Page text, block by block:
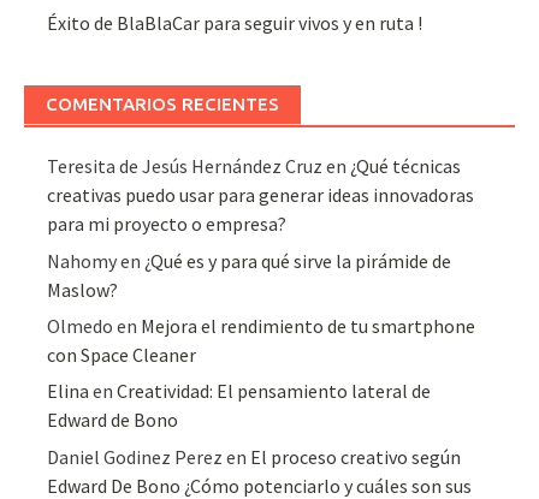
Éxito de BlaBlaCar para seguir vivos y en ruta !
COMENTARIOS RECIENTES
Teresita de Jesús Hernández Cruz en ¿Qué técnicas
creativas puedo usar para generar ideas innovadoras
para mi proyecto o empresa?
Nahomyen ¿Qué es y para qué sirve la pirámide de
Maslow?
Olmedo en Mejora el rendimiento de tu smartphone
con Space Cleaner
Elina enCreatividad: El pensamiento lateral de
Edward de Bono
Daniel Godinez Perez en El proceso creativo según
Edward De Bono ¿Cómo potenciarlo y cuáles son sus